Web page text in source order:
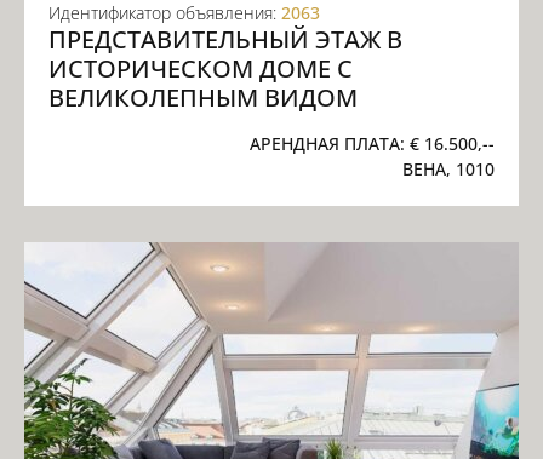
Идентификатор объявления: 2063
ПРЕДСТАВИТЕЛЬНЫЙ ЭТАЖ В
ИСТОРИЧЕСКОМ ДОМЕ С
ВЕЛИКОЛЕПНЫМ ВИДОМ
АРЕНДНАЯ ПЛАТА: € 16.500,--
ВЕНА, 1010